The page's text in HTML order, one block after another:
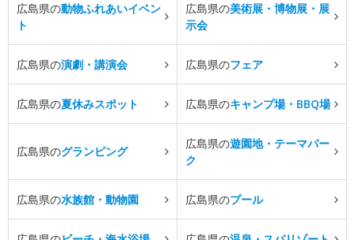
広島県の動物ふれあいイベン
ト
広島県の美術展・博物展・展
示会
広島県の演劇・講演会 広島県のフェア
広島県の夏休みスポット 広島県のキャンプ場・BBQ場
広島県のグランピング
広島県の遊園地・テーマパー
ク
広島県の水族館・動物園 広島県のプール